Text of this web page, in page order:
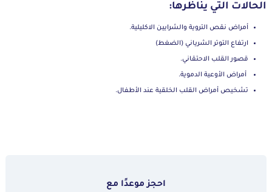
الحالات التي يناظرها:
أمراض نقص التروية والشرايين الاكليلية.
ارتفاع التوتر الشرياني (الضغط)
قصور القلب الاحتقاني.
أمراض الأوعية الدموية.
تشخيص أمراض القلب الخلقية عند الأطفال.
احجز موعدًا مع